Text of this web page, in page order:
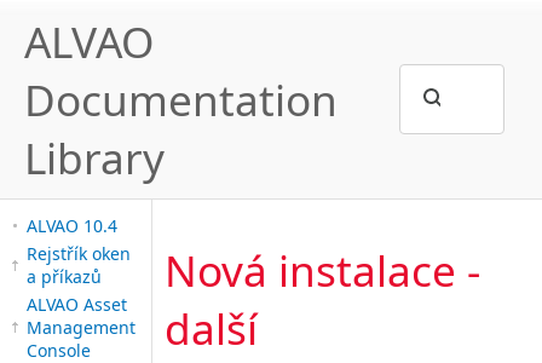
ALVAO
Documentation
Library
ALVAO 10.4
Rejstřík oken
a příkazů
ALVAO Asset
Management
Console
Nová instalace -
další